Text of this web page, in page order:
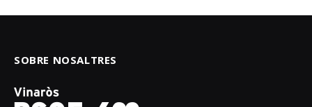
SOBRE NOSALTRES